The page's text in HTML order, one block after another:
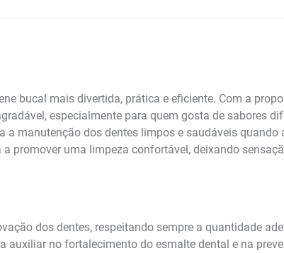
bucal mais divertida, prática e eficiente. Com a
especialmente para quem gosta de sabores
manutenção dos dentes limpos e saudáveis quando
promover uma limpeza confortável, deixando
dos dentes, respeitando sempre a quantidade
no fortalecimento do esmalte dental e na